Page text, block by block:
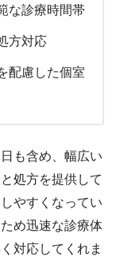
な診療時間帯
方対応
配慮した個室
も含め、幅広い
処方を提供して
やすくなってい
め迅速な診療体
対応してくれま